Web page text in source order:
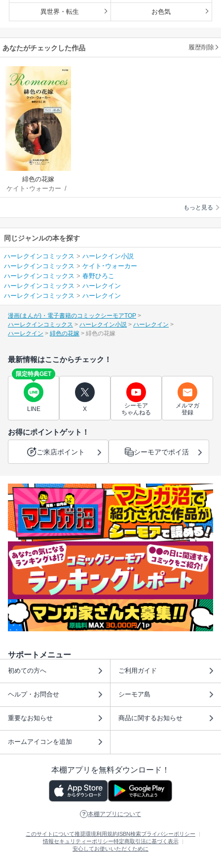
異世界・転生 お色気
あなたがチェックした作品 履歴削除
緋色の花嫁
ケイト･ウォーカー /
春野ひろこ
もっと見る
同じジャンルの本を探す
ハーレクインコミックス > ハーレクイン小説
ハーレクインコミックス > ケイト･ウォーカー
ハーレクインコミックス > 春野ひろこ
ハーレクインコミックス > ハーレクイン
ハーレクインコミックス > ハーレクイン
漫画(まんが)・電子書籍のコミックシーモアTOP
ハーレクインコミックス
ハーレクイン小説
ハーレクイン
ハーレクイン
緋色の花嫁 緋色の花嫁
最新情報はここからチェック！
限定特典GET
LINE X
シーモア
ちゃんねる
メルマガ
登録
お得にポイントゲット！
ご来店ポイント シーモアでポイ活
サポートメニュー
初めての方へ ご利用ガイド
ヘルプ・お問合せ シーモア島
重要なお知らせ 商品に関するお知らせ
ホームアイコンを追加
本棚アプリを無料ダウンロード！
本棚アプリについて
このサイトについて推奨環境利用規約 ISBN検索プライバシーポリシー
情報セキュリティーポリシー特定商取引法に基づく表示
安心してお使いいただくために